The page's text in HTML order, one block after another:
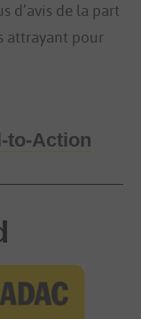
d’avis de la part
attrayant pour
to-Action